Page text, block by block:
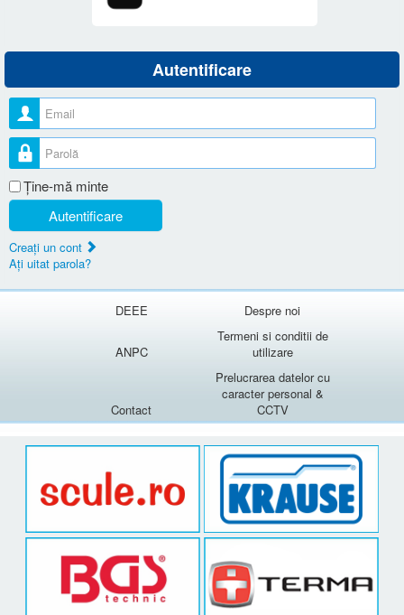
Autentificare
Nume utilizator
Parolă
Ţine-mă minte
Autentificare
Creaţi un cont
Aţi uitat parola?
DEEE Despre noi
ANPC
Termeni si conditii de
utilizare
Contact
Prelucrarea datelor cu
caracter personal &
CCTV